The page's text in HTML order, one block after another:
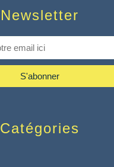
Newsletter
Catégories